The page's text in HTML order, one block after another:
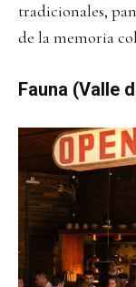
tradicionales,
de la memoria
Fauna (Valle